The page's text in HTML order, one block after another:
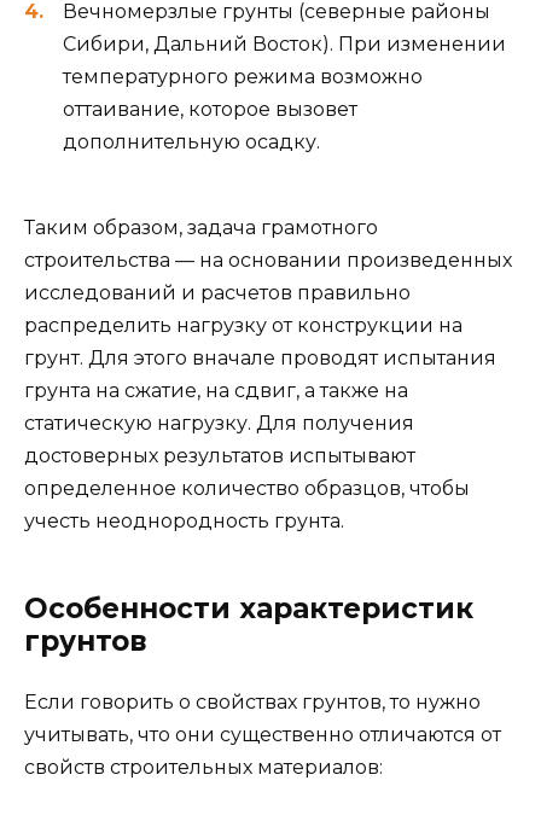
Вечномерзлые грунты (северные районы
Сибири, Дальний Восток). При изменении
температурного режима возможно
оттаивание, которое вызовет
дополнительную осадку.
Таким образом, задача грамотного
строительства — на основании произведенных
исследований и расчетов правильно
распределить нагрузку от конструкции на
грунт. Для этого вначале проводят испытания
грунта на сжатие, на сдвиг, а также на
статическую нагрузку. Для получения
достоверных результатов испытывают
определенное количество образцов, чтобы
учесть неоднородность грунта.
Особенности характеристик
грунтов
Если говорить о свойствах грунтов, то нужно
учитывать, что они существенно отличаются от
свойств строительных материалов: